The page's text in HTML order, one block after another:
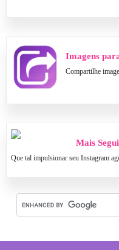
Imagens
Compartilhe
Mais
Que tal impulsionar seu Instagram